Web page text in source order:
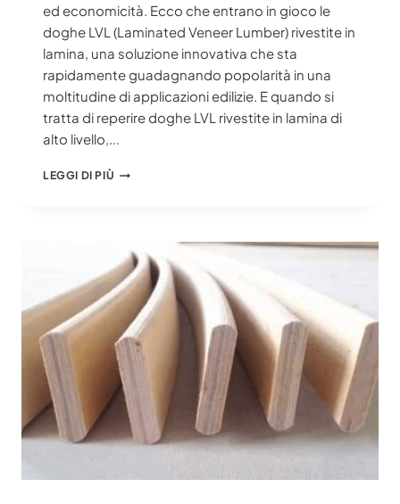
ed economicità. Ecco che entrano in gioco le
doghe LVL (Laminated Veneer Lumber) rivestite in
lamina, una soluzione innovativa che sta
rapidamente guadagnando popolarità in una
moltitudine di applicazioni edilizie. E quando si
tratta di reperire doghe LVL rivestite in lamina di
alto livello,...
LEGGI DI PIÙ LAMINA
FORNITORE
DI
DOGHE
IN
CINA:
SCOPRIRE
UNA
FORZA
INCREDIBILE